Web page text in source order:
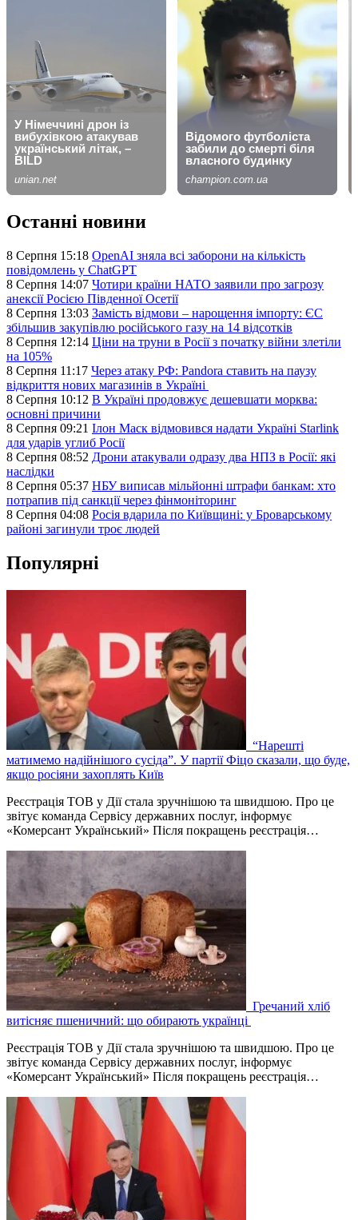
Останні новини
8 Серпня 15:18 OpenAI зняла всі заборони на кількість
повідомлень у ChatGPT
8 Серпня 14:07 Чотири країни НАТО заявили про загрозу
анексії Росією Південної Осетії
8 Серпня 13:03 Замість відмови – нарощення імпорту: ЄС
збільшив закупівлю російського газу на 14 відсотків
8 Серпня 12:14 Ціни на труни в Росії з початку війни злетіли
на 105%
8 Серпня 11:17 Через атаку РФ: Pandora ставить на паузу
відкриття нових магазинів в Україні
8 Серпня 10:12 В Україні продовжує дешевшати морква:
основні причини
8 Серпня 09:21 Ілон Маск відмовився надати Україні Starlink
для ударів углиб Росії
8 Серпня 08:52 Дрони атакували одразу два НПЗ в Росії: які
наслідки
8 Серпня 05:37 НБУ виписав мільйонні штрафи банкам: хто
потрапив під санкції через фінмоніторинг
8 Серпня 04:08 Росія вдарила по Київщині: у Броварському
районі загинули троє людей
Популярні
“Нарешті
матимемо надійнішого сусіда”. У партії Фіцо сказали, що буде,
якщо росіяни захоплять Київ
Реєстрація ТОВ у Дії стала зручнішою та швидшою. Про це
звітує команда Сервісу державних послуг, інформує
«Комерсант Український» Після покращень реєстрація…
Гречаний хліб
витісняє пшеничний: що обирають українці
Реєстрація ТОВ у Дії стала зручнішою та швидшою. Про це
звітує команда Сервісу державних послуг, інформує
«Комерсант Український» Після покращень реєстрація…